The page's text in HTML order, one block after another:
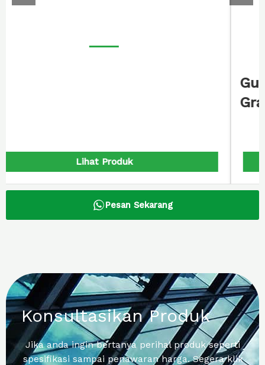
Lihat Produk
Pesan Sekarang
Konsultasikan Produk
Jika anda ingin bertanya perihal produk seperti
spesifikasi sampai penawaran harga. Segera klik